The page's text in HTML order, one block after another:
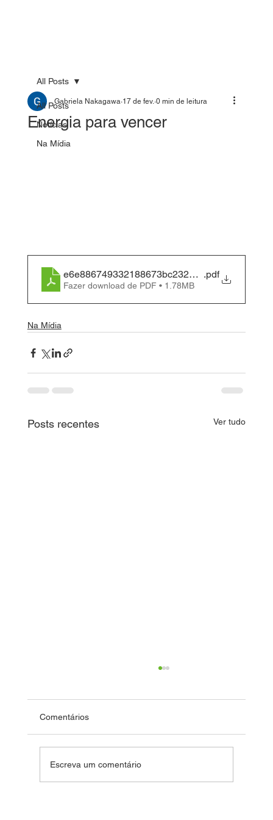
All Posts
Notícias
Na Mídia
All Posts
Energia para vencer
Gabriela Nakagawa 17 de fev. 0 min de leitura
e6e886749332188673bc23262eb891b7
.pdf
Fazer download de PDF • 1.78MB
Na Mídia
Posts recentes Ver tudo
Comentários
Escreva um comentário